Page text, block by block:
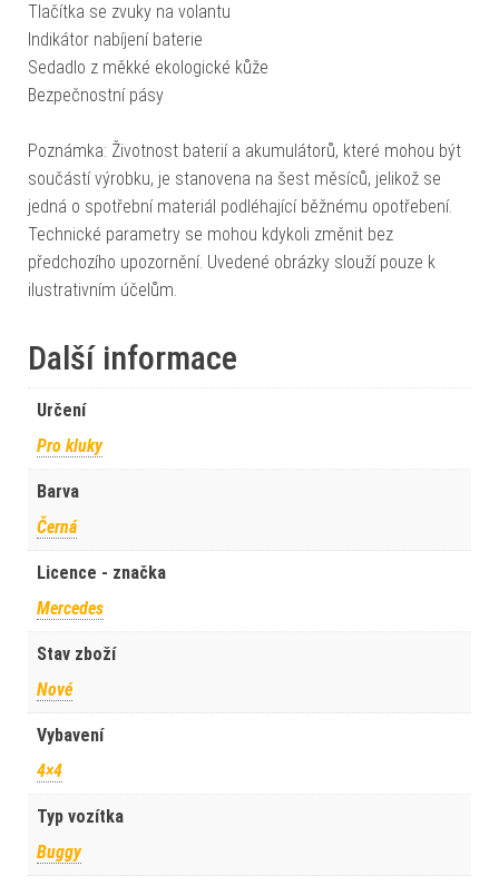
Tlačítka se zvuky na volantu
Indikátor nabíjení baterie
Sedadlo z měkké ekologické kůže
Bezpečnostní pásy
Poznámka: Životnost baterií a akumulátorů, které mohou být
součástí výrobku, je stanovena na šest měsíců, jelikož se
jedná o spotřební materiál podléhající běžnému opotřebení.
Technické parametry se mohou kdykoli změnit bez
předchozího upozornění. Uvedené obrázky slouží pouze k
ilustrativním účelům.
Další informace
Určení
Pro kluky
Barva
Černá
Licence - značka
Mercedes
Stav zboží
Nové
Vybavení
4×4
Typ vozítka
Buggy